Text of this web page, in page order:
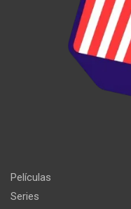
Películas
Series